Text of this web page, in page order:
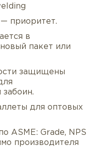
приоритет.
в
пакет или
защищены
для оптовых
ASME: Grade, NPS
производителя